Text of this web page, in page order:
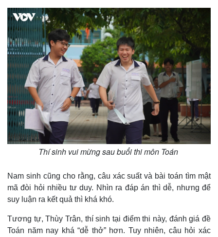
Thí sinh vui mừng sau buổi thi môn Toán
Nam sinh cũng cho rằng, câu xác suất và bài toán tìm mật
mã đòi hỏi nhiều tư duy. Nhìn ra đáp án thì dễ, nhưng để
suy luận ra kết quả thì khá khó.
Tương tự, Thùy Trân, thí sinh tại điểm thi này, đánh giá đề
Toán năm nay khá “dễ thở” hơn. Tuy nhiên, câu hỏi xác